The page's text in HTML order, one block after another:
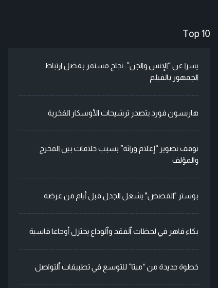
Top 10
يسرا عن “الإنس والجن”: نجاح مستمر بفضل ارتباط
الجمهور بالفيلم
هاريسون فورد يتصدر ترشيحات الأوسكار الفخرية
توقف تصوير “إعلام وراثة” بسبب خلافات بين المخرج
والمؤلف
بوستر "القصص" يشعل الجدل قبل أيام من عرضه
بكاء قاهر في لحظات ٱلفقد وٱلوداع يختزل أوجاعا قاسية
خطوة جديدة من “ميتا” للتوسع في تطبيقات ٱلتواصل